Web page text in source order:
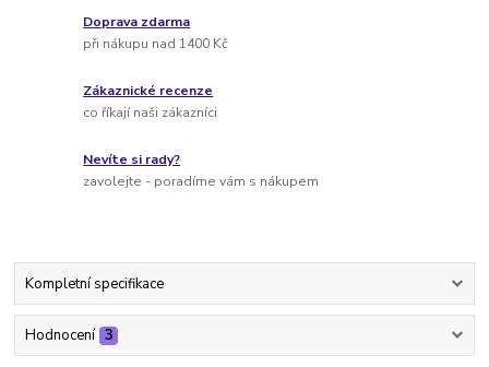
Doprava zdarma
při nákupu nad 1400 Kč
Zákaznické recenze
co říkají naši zákazníci
Nevíte si rady?
zavolejte - poradíme vám s nákupem
Kompletní specifikace
Hodnocení 3